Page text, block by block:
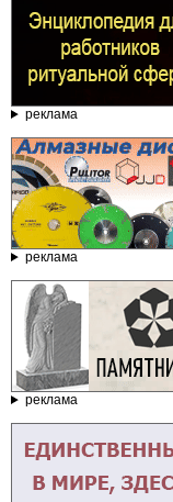
реклама
реклама
реклама